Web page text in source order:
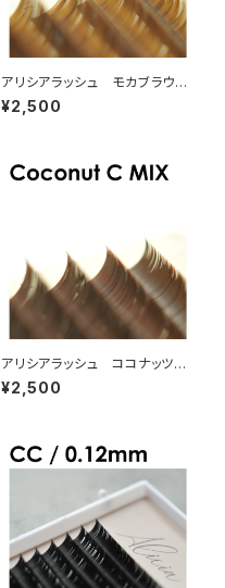
アリシアラッシュ モカブラウン
JカールMIX
¥2,500
アリシアラッシュ ココナッツブ
ラウンCカールMIX
¥2,500